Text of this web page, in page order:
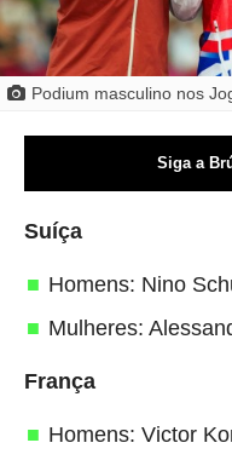
Podium masculino nos
Siga a
Suíça
Homens: Nino
Mulheres:
França
Homens: Victor